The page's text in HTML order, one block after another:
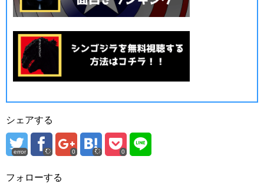
シェアする
error 0 0
フォローする